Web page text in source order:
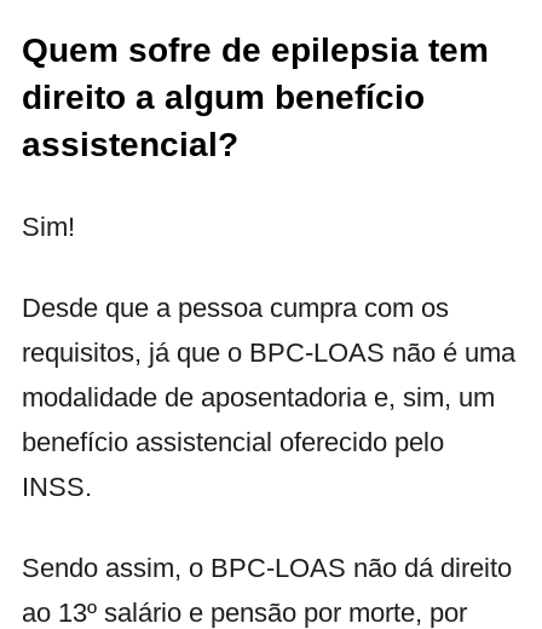
Quem sofre de epilepsia tem
direito a algum benefício
assistencial?
Sim!
Desde que a pessoa cumpra com os
requisitos, já que o BPC-LOAS não é uma
modalidade de aposentadoria e, sim, um
benefício assistencial oferecido pelo
INSS.
Sendo assim, o BPC-LOAS não dá direito
ao 13º salário e pensão por morte, por